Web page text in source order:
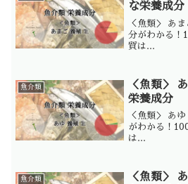
な栄養成分
＜魚類＞ あ
分がわかる！
質は...
魚介類
＜魚類＞
栄養成分
＜魚類＞ あ
がわかる！
は...
魚介類
＜魚類＞